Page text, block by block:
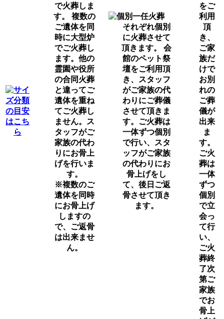
で火葬しま
す。 複数の
ご遺体を同
時に大型炉
でご火葬し
ます。他の
霊園や役所
の合同火葬
と違ってご
遺体を重ね
てご火葬し
ません。ス
タッフがご
家族の代わ
りにお骨上
げを行いま
す。
※複数のご
遺体を同時
にお骨上げ
しますの
で、ご返骨
は出来ませ
ん。
それぞれ個別
に火葬させて
頂きます。 会
館のペット祭
壇をご利用頂
き、スタッフ
がご家族の代
わりにご葬儀
させて頂きま
す。ご火葬は
一体ずつ個別
で行い、スタ
ッフがご家族
の代わりにお
骨上げをし
て、後日ご返
骨させて頂き
ます。
をご
利用
頂
き、
ご家
族だ
けで
お別
れの
ご葬
儀が
出来
ま
す。
ご火
葬は
一体
ずつ
個別
で立
会っ
て行
い、
ご火
葬終
了次
第ご
家族
でお
骨上